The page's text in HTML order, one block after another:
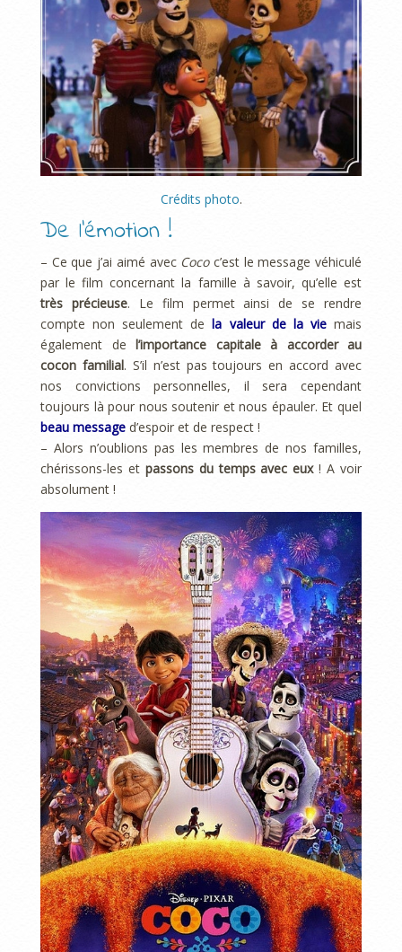
Crédits photo.
De l’émotion !
– Ce que j’ai aimé avec Cococ’est le message véhiculé
par le film concernant la famille à savoir, qu’elle est
très précieuse. Le film permet ainsi de se rendre
compte non seulement de la valeur de la vie mais
également de l’importance capitale à accorder au
cocon familial. S’il n’est pas toujours en accord avec
nos convictions personnelles, il sera cependant
toujours là pour nous soutenir et nous épauler. Et quel
beau message d’espoir et de respect !
– Alors n’oublions pas les membres de nos familles,
chérissons-les etpassons du temps avec eux! A voir
absolument !